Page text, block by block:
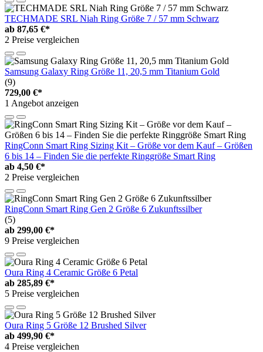
TECHMADE SRL Niah Ring Größe 7 / 57 mm Schwarz
ab 87,65 €*
2 Preise vergleichen
Samsung Galaxy Ring Größe 11, 20,5 mm Titanium Gold
(9)
729,00 €*
1 Angebot anzeigen
RingConn Smart Ring Sizing Kit – Größe vor dem Kauf – Größen
6 bis 14 – Finden Sie die perfekte Ringgröße Smart Ring
ab 4,50 €*
2 Preise vergleichen
RingConn Smart Ring Gen 2 Größe 6 Zukunftssilber
(5)
ab 299,00 €*
9 Preise vergleichen
Oura Ring 4 Ceramic Größe 6 Petal
ab 285,89 €*
5 Preise vergleichen
Oura Ring 5 Größe 12 Brushed Silver
ab 499,90 €*
4 Preise vergleichen